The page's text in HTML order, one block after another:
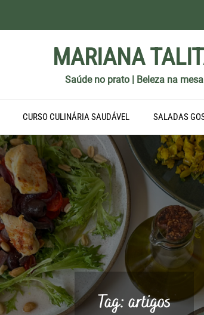
MARIANA
Saúde no prato | Beleza na mesa
CURSO CULINÁRIA SAUDÁVEL SALADAS
Tag:artigos